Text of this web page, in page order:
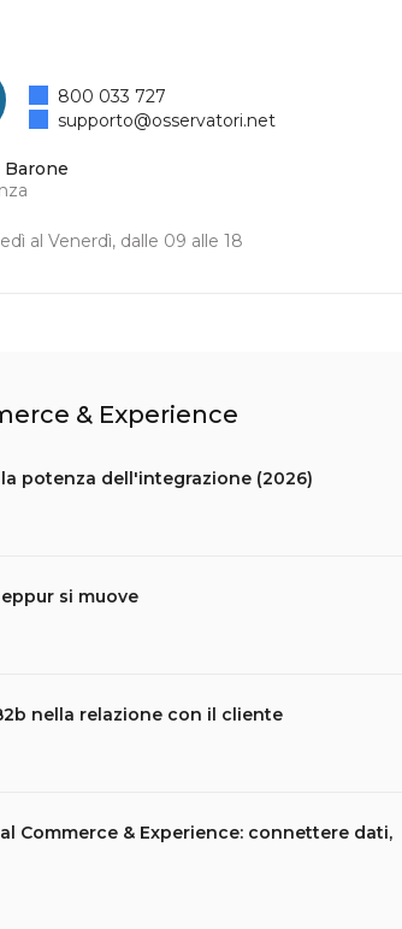
Barone
al Venerdì, dalle 09 alle 18
800 033 727
supporto@osservatori.net
& Experience
potenza dell'integrazione (2026)
si muove
nella relazione con il cliente
Commerce & Experience: connettere dati,